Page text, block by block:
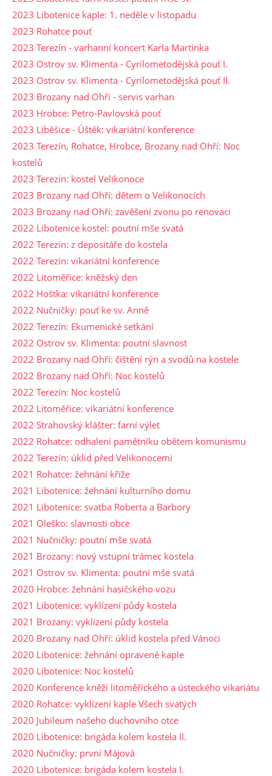
2023 Libotenice kaple: 1. neděle v listopadu
2023 Rohatce pouť
2023 Terezín - varhanní koncert Karla Martínka
2023 Ostrov sv. Klimenta - Cyrilometodějská pouť I.
2023 Ostrov sv. Klimenta - Cyrilometodějská pouť II.
2023 Brozany nad Ohří - servis varhan
2023 Hrobce: Petro-Pavlovská pouť
2023 Liběšice - Úštěk: vikariátní konference
2023 Terezín, Rohatce, Hrobce, Brozany nad Ohří: Noc
kostelů
2023 Terezín: kostel Velikonoce
2023 Brozany nad Ohří: dětem o Velikonocích
2023 Brozany nad Ohří: zavěšení zvonu po renovaci
2022 Libotenice kostel: poutní mše svatá
2022 Terezín: z depositáře do kostela
2022 Terezín: vikariátní konference
2022 Litoměřice: kněžský den
2022 Hoštka: vikariátní konference
2022 Nučničky: pouť ke sv. Anně
2022 Terezín: Ekumenické setkání
2022 Ostrov sv. Klimenta: poutní slavnost
2022 Brozany nad Ohří: čištění rýn a svodů na kostele
2022 Brozany nad Ohří: Noc kostelů
2022 Terezín: Noc kostelů
2022 Litoměřice: vikariátní konference
2022 Strahovský klášter: farní výlet
2022 Rohatce: odhalení pamětníku obětem komunismu
2022 Terezín: úklid před Velikonocemi
2021 Rohatce: žehnání kříže
2021 Libotenice: žehnání kulturního domu
2021 Libotenice: svatba Roberta a Barbory
2021 Oleško: slavnosti obce
2021 Nučničky: poutní mše svatá
2021 Brozany: nový vstupní trámec kostela
2021 Ostrov sv. Klimenta: poutní mše svatá
2020 Hrobce: žehnání hasičského vozu
2021 Libotenice: vyklízení půdy kostela
2021 Brozany: vyklízení půdy kostela
2020 Brozany nad Ohří: úklid kostela před Vánoci
2020 Libotenice: žehnání opravené kaple
2020 Libotenice: Noc kostelů
2020 Konference kněží litoměřického a ústeckého vikariátu
2020 Rohatce: vyklízení kaple Všech svatých
2020 Jubileum našeho duchovního otce
2020 Libotenice: brigáda kolem kostela II.
2020 Nučničky: první Májová
2020 Libotenice: brigáda kolem kostela I.